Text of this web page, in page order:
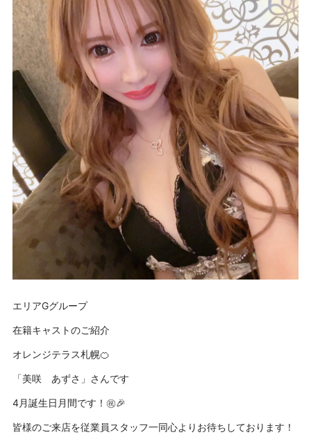
エリアGグループ
在籍キャストのご紹介
オレンジテラス札幌🍊
「美咲 あずさ」さんです
4月誕生日月間です！㊗️🎉
皆様のご来店を従業員スタッフ一同心よりお待ちしております！